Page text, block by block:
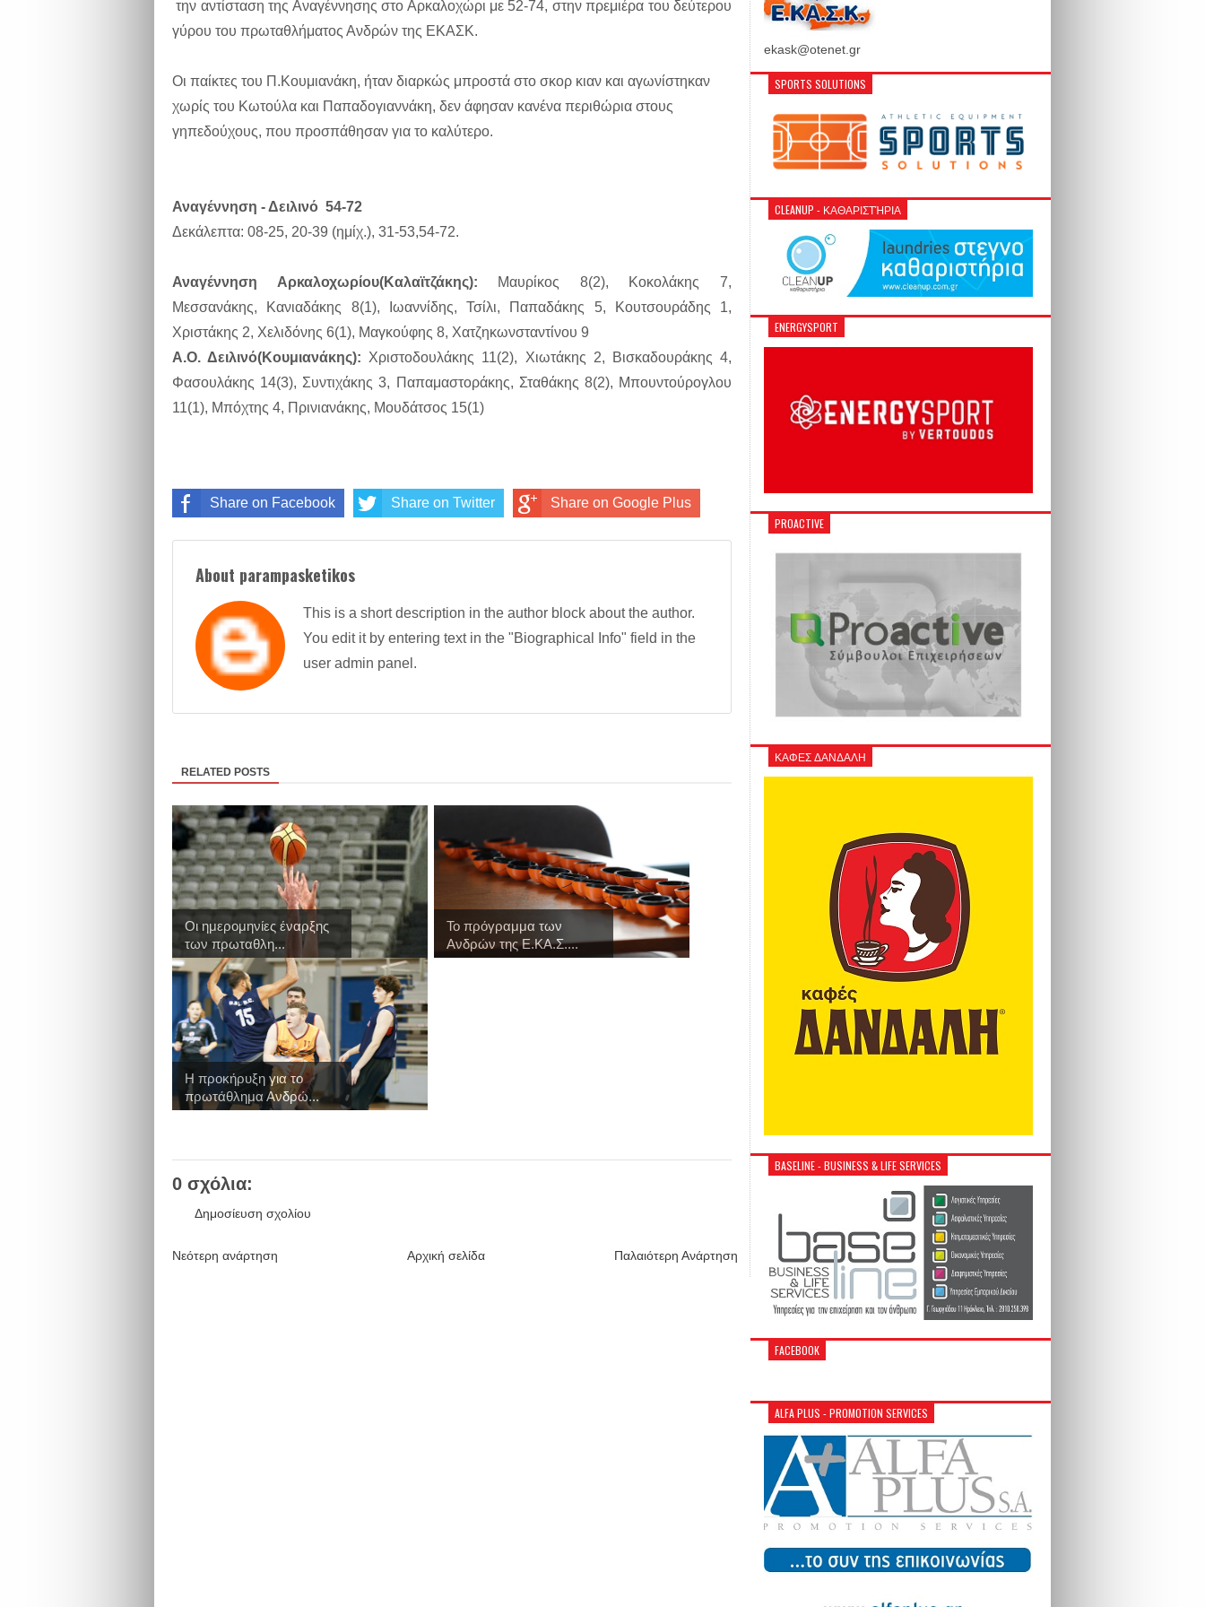
την αντίσταση της Αναγέννησης στο Αρκαλοχώρι με 52-74, στην πρεμιέρα του δεύτερου
γύρου του πρωταθλήματος Ανδρών της ΕΚΑΣΚ.
Οι παίκτες του Π.Κουμιανάκη, ήταν διαρκώς μπροστά στο σκορ κιαν και αγωνίστηκαν
χωρίς του Κωτούλα και Παπαδογιαννάκη, δεν άφησαν κανένα περιθώρια στους
γηπεδούχους, που προσπάθησαν για το καλύτερο.
Αναγέννηση - Δειλινό 54-72
Δεκάλεπτα: 08-25, 20-39 (ημίχ.), 31-53,54-72.
Αναγέννηση Αρκαλοχωρίου(Καλαϊτζάκης): Μαυρίκος 8(2), Κοκολάκης 7,
Μεσσανάκης, Κανιαδάκης 8(1), Ιωαννίδης, Τσίλι, Παπαδάκης 5, Κουτσουράδης 1,
Χριστάκης 2, Χελιδόνης 6(1), Μαγκούφης 8, Χατζηκωνσταντίνου 9
Α.Ο. Δειλινό(Κουμιανάκης): Χριστοδουλάκης 11(2), Χιωτάκης 2, Βισκαδουράκης 4,
Φασουλάκης 14(3), Συντιχάκης 3, Παπαμαστοράκης, Σταθάκης 8(2), Μπουντούρογλου
11(1), Μπόχτης 4, Πρινιανάκης, Μουδάτσος 15(1)
Share on Facebook Share on Twitter Share on Google Plus
About parampasketikos
This is a short description in the author block about the author.
You edit it by entering text in the "Biographical Info" field in the
user admin panel.
RELATED POSTS
Οι ημερομηνίες έναρξης
των πρωταθλη...
Το πρόγραμμα των
Ανδρών της Ε.ΚΑ.Σ....
Η προκήρυξη για το
πρωτάθλημα Ανδρώ...
0 σχόλια:
Δημοσίευση σχολίου
Νεότερη ανάρτηση Παλαιότερη Ανάρτηση
Αρχική σελίδα
ekask@otenet.gr
SPORTS SOLUTIONS
CLEANUP - ΚΑΘΑΡΙΣΤΉΡΙΑ
ENERGYSPORT
PROACTIVE
ΚΑΦΕΣ ΔΑΝΔΑΛΗ
BASELINE - BUSINESS & LIFE SERVICES
FACEBOOK
ALFA PLUS - PROMOTION SERVICES